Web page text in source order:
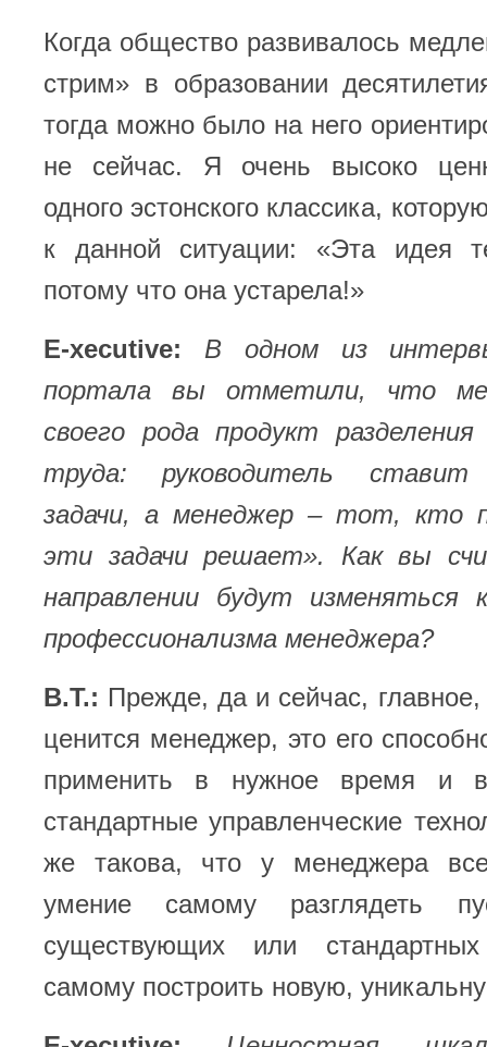
Когда общество развивалось
стрим» в образовании
тогда можно было на него
не сейчас. Я очень высоко
одного эстонского классика,
к данной ситуации: «Эта идея
потому что она устарела!»
E-xecutive: В одном из
портала вы отметили, что
своего рода продукт разделения
труда: руководитель ставит
задачи, а менеджер – тот, кто
эти задачи решает». Как вы
направлении будут изменяться
профессионализма менеджера?
В.Т.: Прежде, да и сейчас,
ценится менеджер, это его
применить в нужное время и
стандартные управленческие
же такова, что у менеджера
умение самому разглядеть
существующих или
самому построить новую,